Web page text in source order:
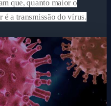
que, quanto maior o
é a transmissão do vírus.